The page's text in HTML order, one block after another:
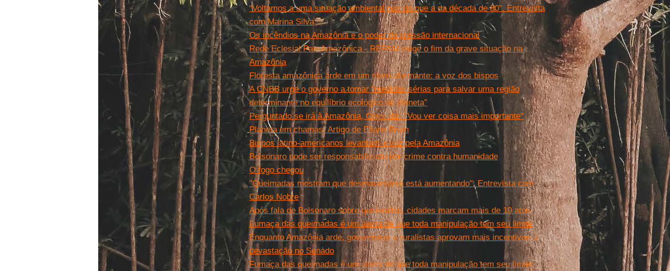
“Voltamos a uma situação ambiental pior do que a da década de 80”. Entrevista
com Marina Silva
Os incêndios na Amazônia e o poder da pressão internacional
Rede Eclesial Pan-Amazônica - REPAM exige o fim da grave situação na
Amazônia
Floresta amazônica arde em um ritmo alarmante: a voz dos bispos
A CNBB urge o governo a tomar “medidas sérias para salvar uma região
determinante no equilíbrio ecológico do planeta”
Perguntado se irá à Amazônia, Onyx diz: "Vou ver coisa mais importante"
Planeta em chamas. Artigo de Eliane Brum
Bispos latino-americanos levantam a voz pela Amazônia
Bolsonaro pode ser responsabilizado por crime contra humanidade
O fogo chegou
"Queimadas mostram que desmatamento está aumentando". Entrevista com
Carlos Nobre
Após fala de Bolsonaro sobre queimadas, cidades marcam mais de 10 atos
Fumaça das queimadas é um alerta de que toda manipulação tem seu limite
Enquanto Amazônia arde, governistas e ruralistas aprovam mais incentivos à
devastação no Senado
Fumaça das queimadas é um alerta de que toda manipulação tem seu limite